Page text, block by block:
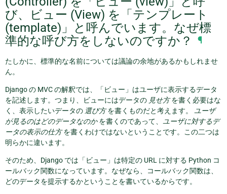
び、ビュー (View) を「テンプレート
(template)」と呼んでいます。なぜ標
準的な呼び方をしないのですか？
¶
たしかに、標準的な名前については議論の余地があるかもしれませ
ん。
Django の MVC の解釈では、「ビュー」はユーザに表示するデータ
を記述します。つまり、ビューにはデータの 見せ方を書く必要はな
く、表示したいデータの 選び方を書くものだと考えます。 ユーザ
が見るのはどのデータなのかを書くのであって、 ユーザに対するデ
ータの表示の仕方を書くわけではないということです。この二つは
明らかに違います。
そのため、Django では「ビュー」は特定の URL に対する Python コ
ールバック関数になっています。なぜなら、コールバック関数は、
どのデータを提示するかということを書いているからです。